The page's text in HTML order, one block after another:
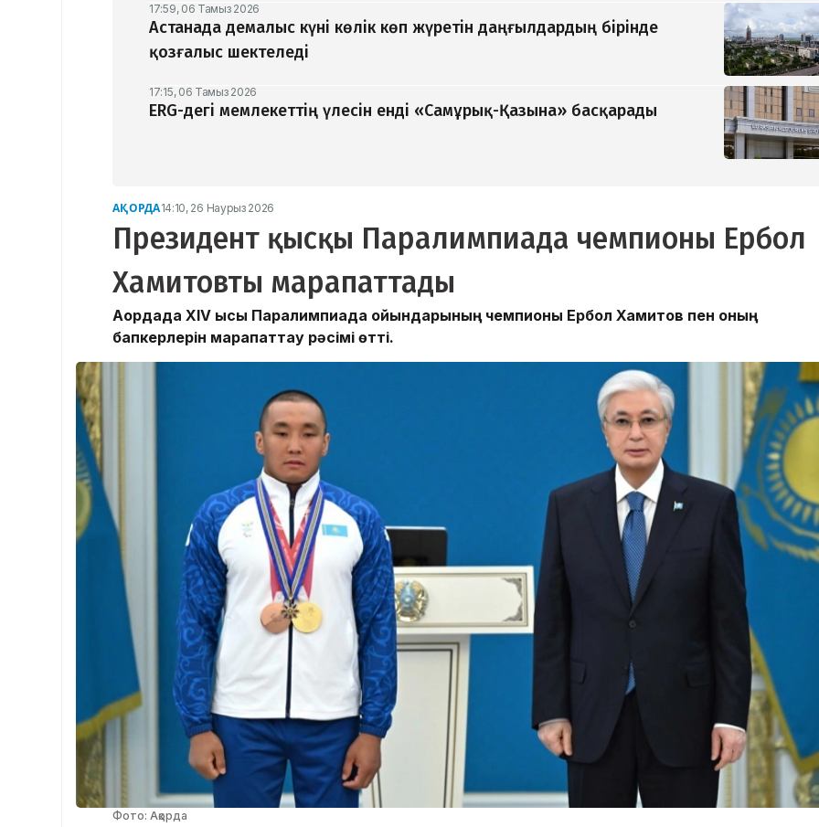
17:59, 06 Тамыз 2026
Астанада демалыс күні көлік көп жүретін даңғылдардың бірінде
қозғалыс шектеледі
17:15, 06 Тамыз 2026
ERG-дегі мемлекеттің үлесін енді «Самұрық-Қазына» басқарады
АҚОРДА14:10, 26 Наурыз 2026
Президент қысқы Паралимпиада чемпионы Ербол
Хамитовты марапаттады
Ақордада ХІV қысқы Паралимпиада ойындарының чемпионы Ербол Хамитов пен оның
бапкерлерін марапаттау рәсімі өтті.
Фото: Ақорда